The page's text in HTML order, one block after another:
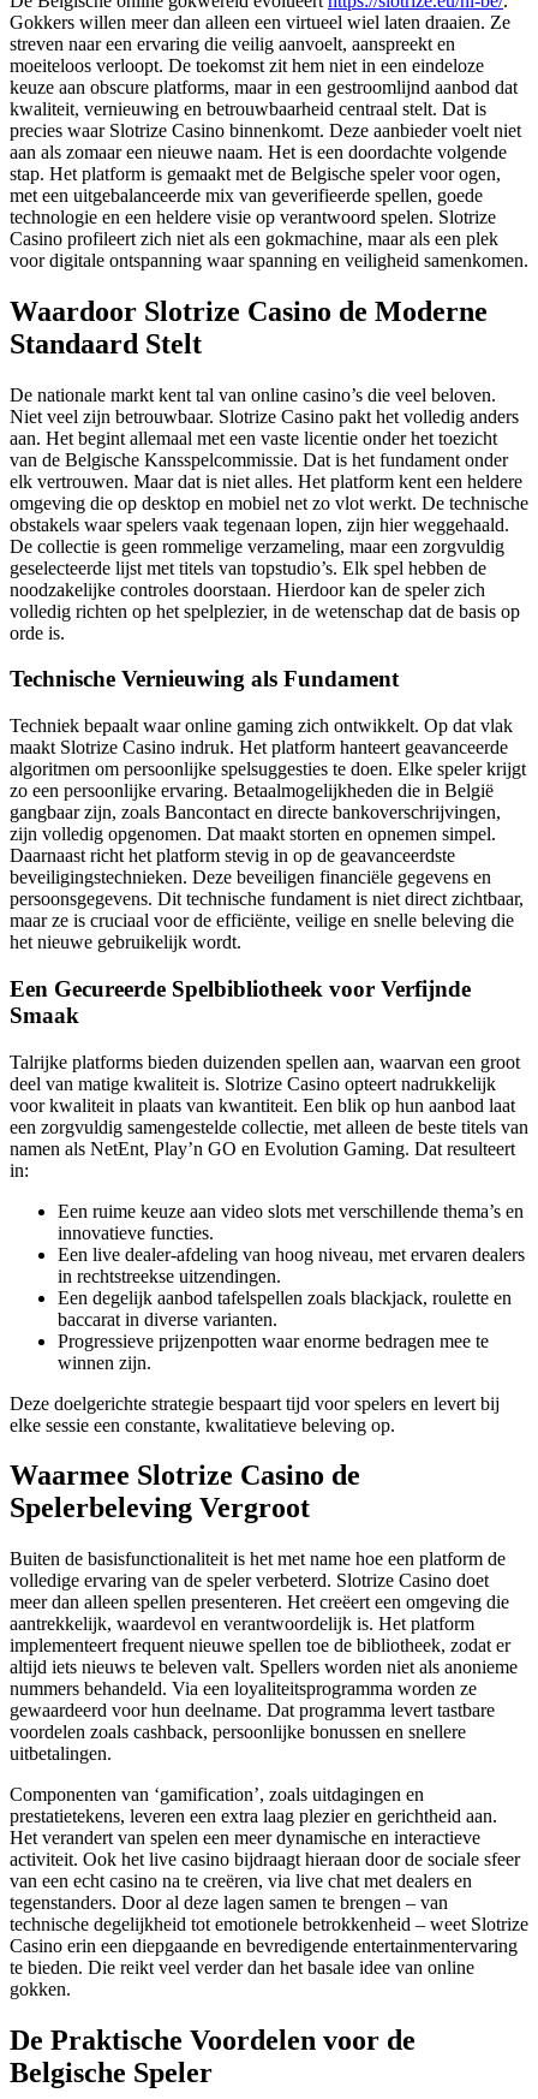
Gokkers willen meer dan alleen een virtueel wiel laten draaien. Ze
streven naar een ervaring die veilig aanvoelt, aanspreekt en
moeiteloos verloopt. De toekomst zit hem niet in een eindeloze
keuze aan obscure platforms, maar in een gestroomlijnd aanbod dat
kwaliteit, vernieuwing en betrouwbaarheid centraal stelt. Dat is
precies waar Slotrize Casino binnenkomt. Deze aanbieder voelt niet
aan als zomaar een nieuwe naam. Het is een doordachte volgende
stap. Het platform is gemaakt met de Belgische speler voor ogen,
met een uitgebalanceerde mix van geverifieerde spellen, goede
technologie en een heldere visie op verantwoord spelen. Slotrize
Casino profileert zich niet als een gokmachine, maar als een plek
voor digitale ontspanning waar spanning en veiligheid samenkomen.
Waardoor Slotrize Casino de Moderne
Standaard Stelt
De nationale markt kent tal van online casino’s die veel beloven.
Niet veel zijn betrouwbaar. Slotrize Casino pakt het volledig anders
aan. Het begint allemaal met een vaste licentie onder het toezicht
van de Belgische Kansspelcommissie. Dat is het fundament onder
elk vertrouwen. Maar dat is niet alles. Het platform kent een heldere
omgeving die op desktop en mobiel net zo vlot werkt. De technische
obstakels waar spelers vaak tegenaan lopen, zijn hier weggehaald.
De collectie is geen rommelige verzameling, maar een zorgvuldig
geselecteerde lijst met titels van topstudio’s. Elk spel hebben de
noodzakelijke controles doorstaan. Hierdoor kan de speler zich
volledig richten op het spelplezier, in de wetenschap dat de basis op
orde is.
Technische Vernieuwing als Fundament
Techniek bepaalt waar online gaming zich ontwikkelt. Op dat vlak
maakt Slotrize Casino indruk. Het platform hanteert geavanceerde
algoritmen om persoonlijke spelsuggesties te doen. Elke speler krijgt
zo een persoonlijke ervaring. Betaalmogelijkheden die in België
gangbaar zijn, zoals Bancontact en directe bankoverschrijvingen,
zijn volledig opgenomen. Dat maakt storten en opnemen simpel.
Daarnaast richt het platform stevig in op de geavanceerdste
beveiligingstechnieken. Deze beveiligen financiële gegevens en
persoonsgegevens. Dit technische fundament is niet direct zichtbaar,
maar ze is cruciaal voor de efficiënte, veilige en snelle beleving die
het nieuwe gebruikelijk wordt.
Een Gecureerde Spelbibliotheek voor Verfijnde
Smaak
Talrijke platforms bieden duizenden spellen aan, waarvan een groot
deel van matige kwaliteit is. Slotrize Casino opteert nadrukkelijk
voor kwaliteit in plaats van kwantiteit. Een blik op hun aanbod laat
een zorgvuldig samengestelde collectie, met alleen de beste titels van
namen als NetEnt, Play’n GO en Evolution Gaming. Dat resulteert
in:
Een ruime keuze aan video slots met verschillende thema’s en
innovatieve functies.
Een live dealer-afdeling van hoog niveau, met ervaren dealers
in rechtstreekse uitzendingen.
Een degelijk aanbod tafelspellen zoals blackjack, roulette en
baccarat in diverse varianten.
Progressieve prijzenpotten waar enorme bedragen mee te
winnen zijn.
Deze doelgerichte strategie bespaart tijd voor spelers en levert bij
elke sessie een constante, kwalitatieve beleving op.
Waarmee Slotrize Casino de
Spelerbeleving Vergroot
Buiten de basisfunctionaliteit is het met name hoe een platform de
volledige ervaring van de speler verbeterd. Slotrize Casino doet
meer dan alleen spellen presenteren. Het creëert een omgeving die
aantrekkelijk, waardevol en verantwoordelijk is. Het platform
implementeert frequent nieuwe spellen toe de bibliotheek, zodat er
altijd iets nieuws te beleven valt. Spellers worden niet als anonieme
nummers behandeld. Via een loyaliteitsprogramma worden ze
gewaardeerd voor hun deelname. Dat programma levert tastbare
voordelen zoals cashback, persoonlijke bonussen en snellere
uitbetalingen.
Componenten van ‘gamification’, zoals uitdagingen en
prestatietekens, leveren een extra laag plezier en gerichtheid aan.
Het verandert van spelen een meer dynamische en interactieve
activiteit. Ook het live casino bijdraagt hieraan door de sociale sfeer
van een echt casino na te creëren, via live chat met dealers en
tegenstanders. Door al deze lagen samen te brengen – van
technische degelijkheid tot emotionele betrokkenheid – weet Slotrize
Casino erin een diepgaande en bevredigende entertainmentervaring
te bieden. Die reikt veel verder dan het basale idee van online
gokken.
De Praktische Voordelen voor de
Belgische Speler